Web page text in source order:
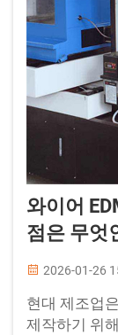
와이어
점은 무엇
2026-01-26
현대 제조업
제작하기 위